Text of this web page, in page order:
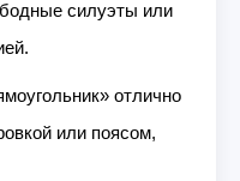
силуэты или
отлично
или поясом,